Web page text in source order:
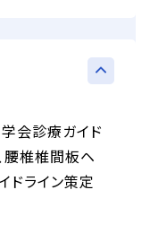
会診療ガイド
腰椎椎間板ヘ
ドライン策定